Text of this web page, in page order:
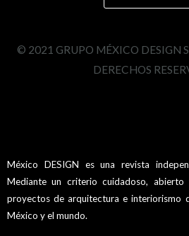
© 2021 GRUPO MÉXICO DESIGN
DERECHOS
México DESIGN es una revista
Mediante un criterio cuidadoso,
proyectos de arquitectura e interiorismo
México y el mundo.